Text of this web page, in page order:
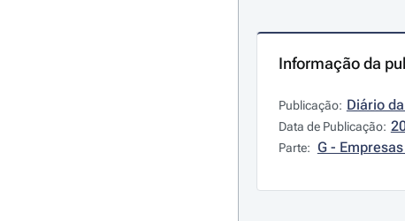
Informação da
Publicação: Diário
Data de Publicação:
Parte: G -